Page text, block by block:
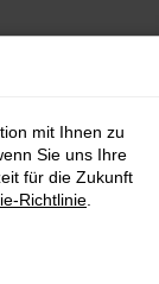
mit Ihnen zu
Sie uns Ihre
für die Zukunft
Richtlinie